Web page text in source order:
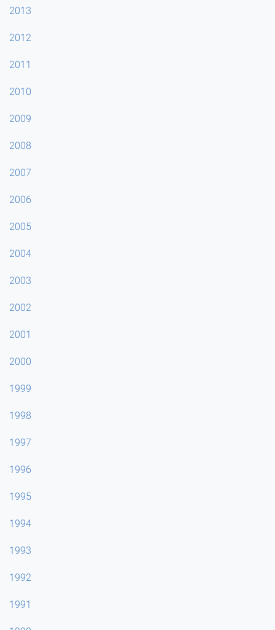
2013
2012
2011
2010
2009
2008
2007
2006
2005
2004
2003
2002
2001
2000
1999
1998
1997
1996
1995
1994
1993
1992
1991